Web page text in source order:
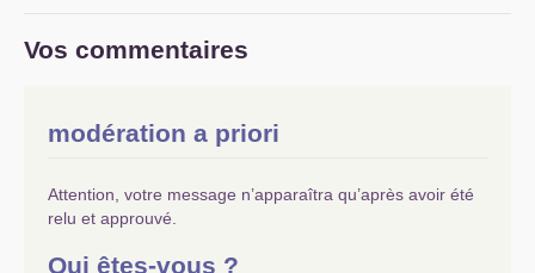
Vos commentaires
modération a priori
Attention, votre message n’apparaîtra qu’après avoir été
relu et approuvé.
Qui êtes-vous ?